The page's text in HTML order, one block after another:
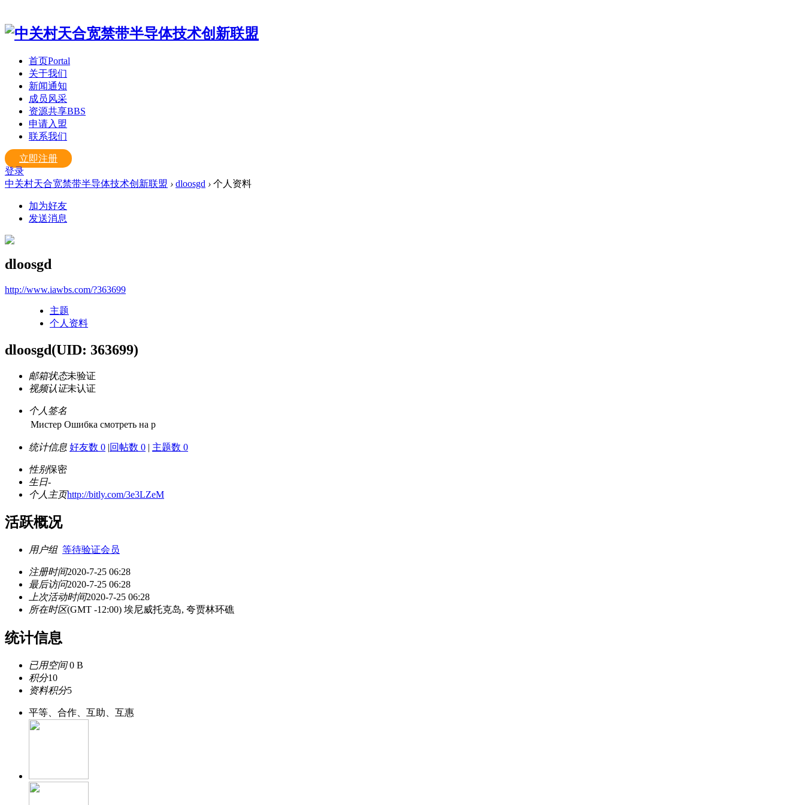
首页Portal
关于我们
新闻通知
成员风采
资源共享BBS
申请入盟
联系我们
立即注册
登录
中关村天合宽禁带半导体技术创新联盟 › dloosgd › 个人资料
加为好友
发送消息
dloosgd
http://www.iawbs.com/?363699
主题
个人资料
dloosgd(UID: 363699)
邮箱状态未验证
视频认证未认证
个人签名
Мистер Ошибка смотреть на р
统计信息 好友数 0 |回帖数 0 | 主题数 0
性别保密
生日-
个人主页http://bitly.com/3e3LZeM
活跃概况
用户组 等待验证会员
注册时间2020-7-25 06:28
最后访问2020-7-25 06:28
上次活动时间2020-7-25 06:28
所在时区(GMT -12:00) 埃尼威托克岛, 夸贾林环礁
统计信息
已用空间0 B
积分10
资料积分5
平等、合作、互助、互惠